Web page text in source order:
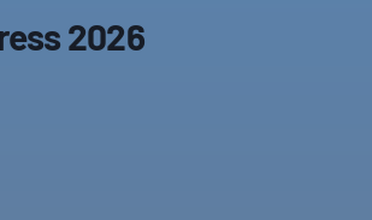
2026